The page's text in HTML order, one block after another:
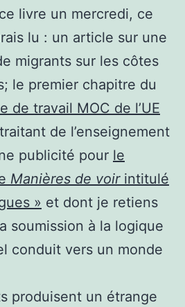
livre un mercredi, ce
lu : un article sur une
migrants sur les côtes
le premier chapitre du
de travail MOC de l’UE
de l’enseignement
publicité pour le
Manières de voirintitulé
» et dont je retiens
soumission à la logique
conduit vers un monde
produisent un étrange